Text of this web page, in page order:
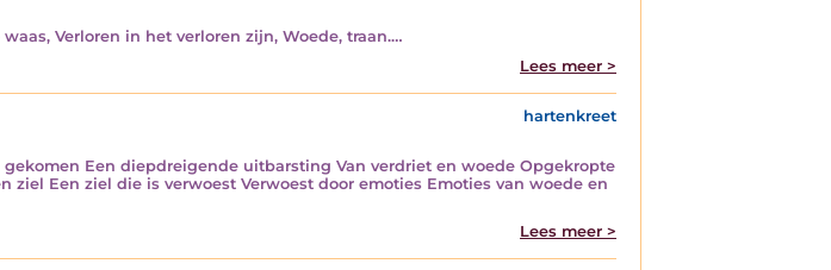
Verloren in het verloren zijn, Woede, traan.…
Lees meer >
hartenkreet
Een diepdreigende uitbarsting Van verdriet en woede Opgekropte
Een ziel die is verwoest Verwoest door emoties Emoties van woede en
Lees meer >